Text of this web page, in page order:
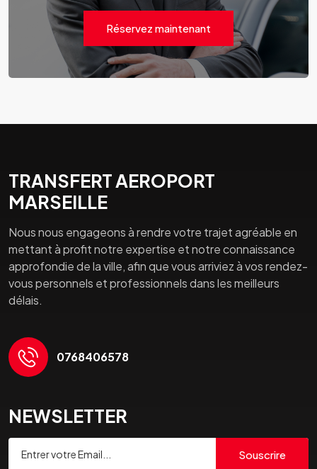
Réservez maintenant
TRANSFERT AEROPORT
MARSEILLE
Nous nous engageons à rendre votre trajet agréable en
mettant à profit notre expertise et notre connaissance
approfondie de la ville, afin que vous arriviez à vos rendez-
vous personnels et professionnels dans les meilleurs
délais.
0768406578
NEWSLETTER
Souscrire